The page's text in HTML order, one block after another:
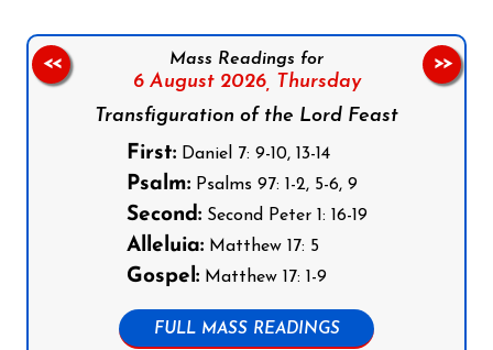
Mass Readings for
6 August 2026, Thursday
Transfiguration of the Lord Feast
First:Daniel 7: 9-10, 13-14
Psalm:Psalms 97: 1-2, 5-6, 9
Second:Second Peter 1: 16-19
Alleluia:Matthew 17: 5
Gospel:Matthew 17: 1-9
FULL MASS READINGS
<< >>